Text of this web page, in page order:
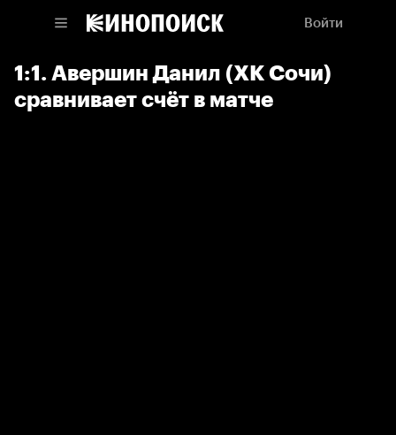
Войти
1:1. Авершин Данил (ХК Сочи)
сравнивает счёт в матче